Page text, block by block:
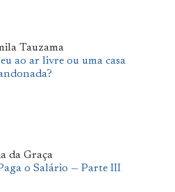
Tauzama
ao ar livre ou uma casa
da Graça
o Salário — Parte III